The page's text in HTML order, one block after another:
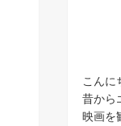
こんに
昔から
映画を